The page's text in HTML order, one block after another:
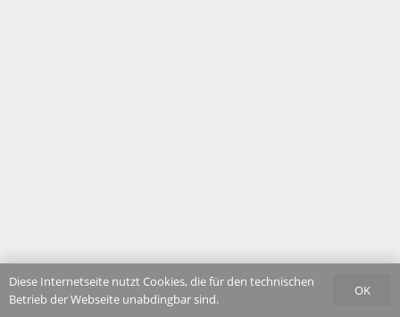
Diese Internetseite nutzt Cookies, die für den technischen
Betrieb der Webseite unabdingbar sind.
OK